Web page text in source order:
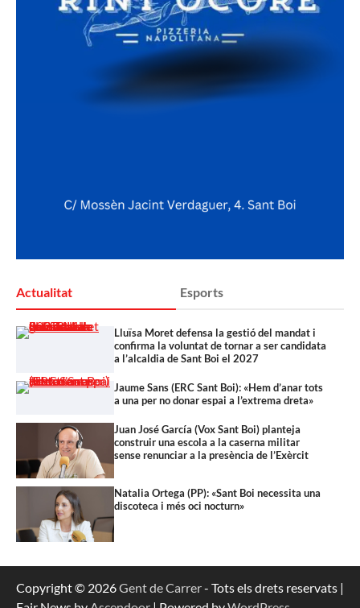
Actualitat Esports
Lluïsa Moret defensa la gestió del mandat i
confirma la voluntat de tornar a ser candidata
a l’alcaldia de Sant Boi el 2027
Jaume Sans (ERC Sant Boi): «Hem d’anar tots
a una per no donar espai a l’extrema dreta»
Juan José García (Vox Sant Boi) planteja
construir una escola a la caserna militar
sense renunciar a la presència de l’Exèrcit
Natalia Ortega (PP): «Sant Boi necessita una
discoteca i més oci nocturn»
Copyright © 2026Gent de Carrer- Tots els drets reservats |